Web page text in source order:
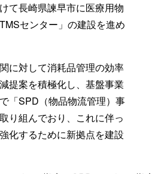
て長崎県諫早市に医療用物
センター」の建設を進め
に対して消耗品管理の効率
提案を積極化し、基盤事業
「SPD（物品物流管理）事
り組んでおり、これに伴っ
化するために新拠点を建設